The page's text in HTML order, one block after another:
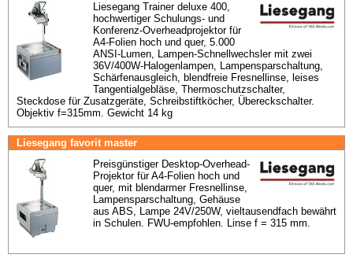
Liesegang Trainer deluxe 400,
hochwertiger Schulungs- und
Konferenz-Overheadprojektor für
A4-Folien hoch und quer, 5.000
ANSI-Lumen, Lampen-Schnellwechsler mit zwei
36V/400W-Halogenlampen, Lampensparschaltung,
Schärfenausgleich, blendfreie Fresnellinse, leises
Tangentialgebläse, Thermoschutzschalter,
Steckdose für Zusatzgeräte, Schreibstiftköcher, Übereckschalter.
Objektiv f=315mm. Gewicht 14 kg
Liesegang favorit master
Preisgünstiger Desktop-Overhead-
Projektor für A4-Folien hoch und
quer, mit blendarmer Fresnellinse,
Lampensparschaltung, Gehäuse
aus ABS, Lampe 24V/250W, vieltausendfach bewährt
in Schulen. FWU-empfohlen. Linse f = 315 mm.